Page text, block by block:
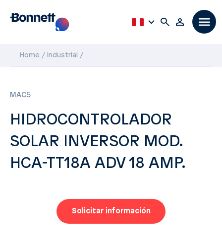
Home Industrial
MAC5
HIDROCONTROLADOR
SOLAR INVERSOR MOD.
HCA-TT18A ADV 18 AMP.
Solicitar información